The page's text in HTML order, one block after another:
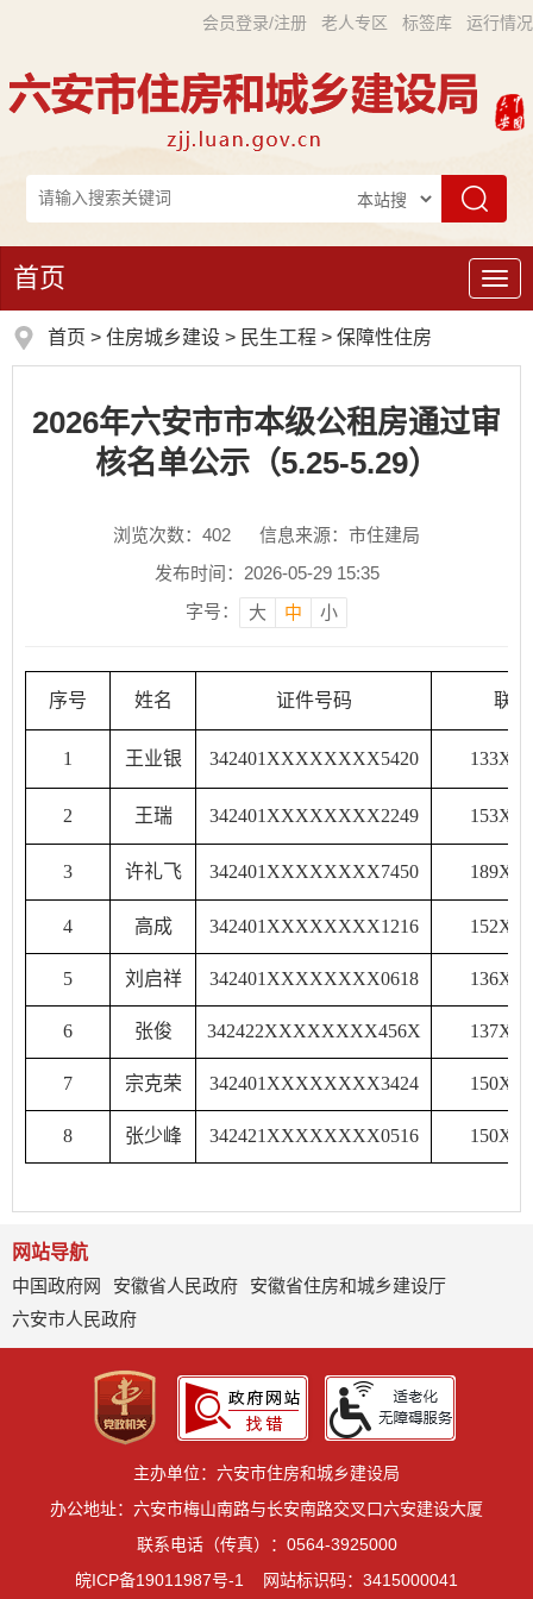
会员登录/注册 老人专区 标签库 运行情况
导
航
首页
首页 > 住房城乡建设 > 民生工程 > 保障性住房
2026年六安市市本级公租房通过审
核名单公示（5.25-5.29）
浏览次数： 402
信息来源：市住建局
发布时间：2026-05-29 15:35
字号：
大 中 小
序号 姓名 证件号码 联
1 王业银 342401XXXXXXXX5420
2 王瑞 342401XXXXXXXX2249
3 许礼飞 342401XXXXXXXX7450
4 高成 342401XXXXXXXX1216
5 刘启祥 342401XXXXXXXX0618
6 张俊 342422XXXXXXXX456X
7 宗克荣 342401XXXXXXXX3424
8 张少峰 342421XXXXXXXX0516
网站导航
中国政府网
安徽省人民政府
安徽省住房和城乡建设厅
六安市人民政府
主办单位：六安市住房和城乡建设局
办公地址：六安市梅山南路与长安南路交叉口六安建设大厦
联系电话（传真）：0564-3925000
皖ICP备19011987号-1
网站标识码：3415000041